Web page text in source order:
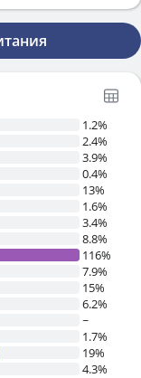
1.2%
2.4%
3.9%
0.4%
13%
1.6%
3.4%
8.8%
116%
7.9%
15%
6.2%
~
1.7%
19%
4.3%